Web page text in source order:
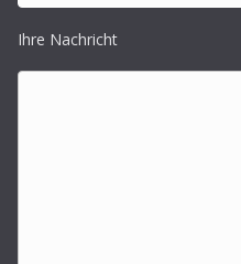
Ihre Nachricht